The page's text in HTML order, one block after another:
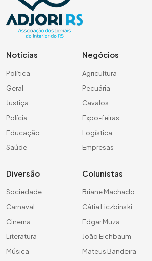
Notícias
Política
Geral
Justiça
Polícia
Educação
Saúde
Negócios
Agricultura
Pecuária
Cavalos
Expo-feiras
Logística
Empresas
Diversão
Sociedade
Carnaval
Cinema
Literatura
Música
Colunistas
Briane Machado
Cátia Liczbinski
Edgar Muza
João Eichbaum
Mateus Bandeira